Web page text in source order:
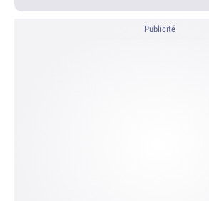
Publicité